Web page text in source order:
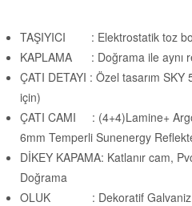
TAŞIYICI : Elektrostatik toz
KAPLAMA : Doğrama ile aynı
ÇATI DETAYI : Özel tasarım
için)
ÇATI CAMI : (4+4)Lamine+
6mm Temperli Sunenergy
DİKEY KAPAMA: Katlanır cam,
Doğrama
OLUK : Dekoratif Galvaniz